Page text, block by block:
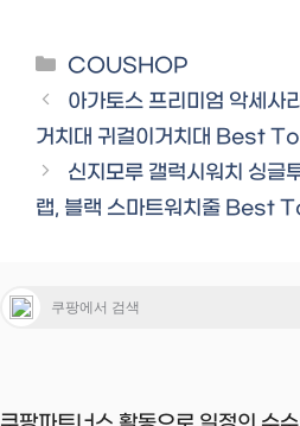
Categories
COUSHOP
아가토스 프리미엄 악세사
거치대 귀걸이거치대 Best
신지모루 갤럭시워치 싱글
랩, 블랙 스마트워치줄 Best